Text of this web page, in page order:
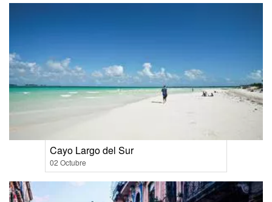
Cayo Largo del Sur
02 Octubre